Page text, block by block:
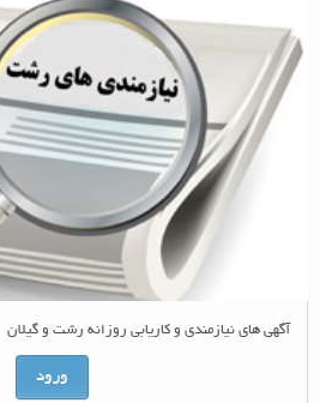
آگهی های نیازمندی و کاریابی روزانه رشت و گیلان
ورود